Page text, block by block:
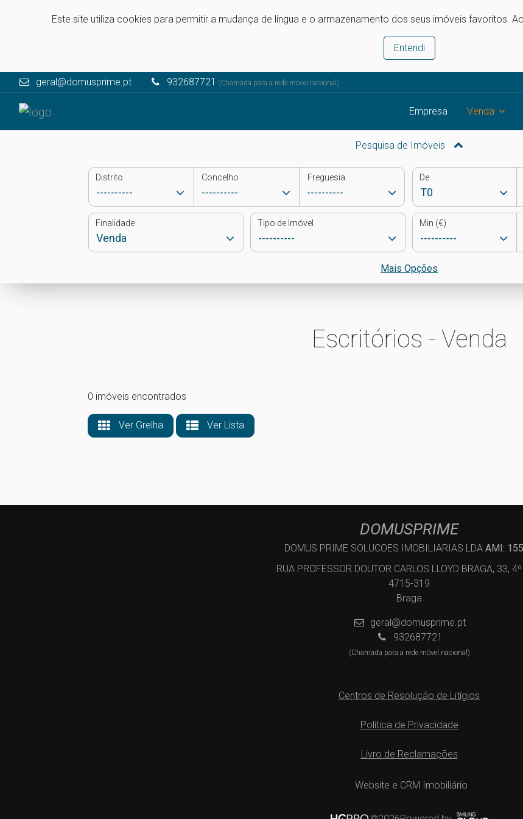
Este site utiliza cookies para permitir a mudança de língua e o armazenamento dos seus imóveis favoritos.
Entendi
geral@domusprime.pt 932687721 (Chamada para a rede móvel nacional)
Empresa Venda
Pesquisa de Imóveis
Distrito Concelho Freguesia De
Finalidade Tipo de Imóvel Min (€)
Mais Opções
Escritórios - Venda
0 imóveis encontrados
Ver Grelha Ver Lista
DOMUSPRIME
DOMUS PRIME SOLUCOES IMOBILIARIAS LDA AMI:
RUA PROFESSOR DOUTOR CARLOS LLOYD BRAGA, 33, 4º
4715-319
Braga
geral@domusprime.pt
932687721
(Chamada para a rede móvel nacional)
Centros de Resolução de Litígios
Política de Privacidade
Livro de Reclamações
Website e CRM Imobiliário